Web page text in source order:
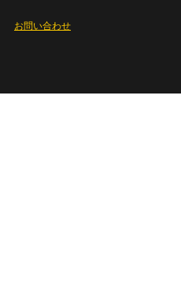
お問い合わせ